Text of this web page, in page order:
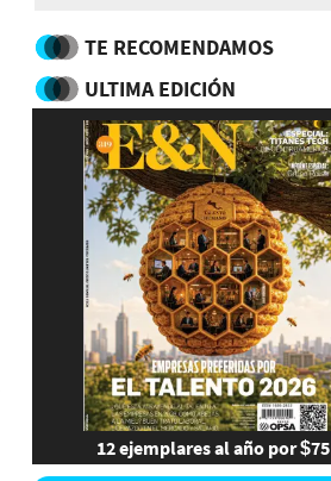
TE RECOMENDAMOS
ULTIMA EDICIÓN
12 ejemplares al año por $75